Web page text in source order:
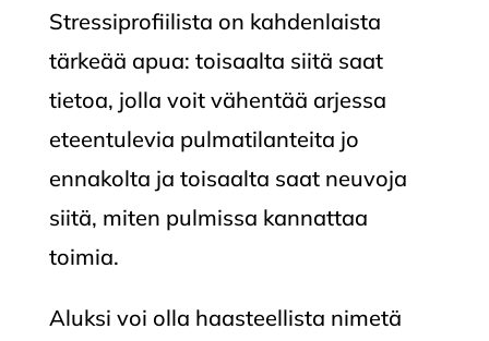
Stressiprofiilista on kahdenlaista
tärkeää apua: toisaalta siitä saat
tietoa, jolla voit vähentää arjessa
eteentulevia pulmatilanteita jo
ennakolta ja toisaalta saat neuvoja
siitä, miten pulmissa kannattaa
toimia.
Aluksi voi olla haasteellista nimetä